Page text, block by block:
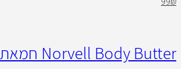
Norvell Body Butter חמאת גוף ייחודית